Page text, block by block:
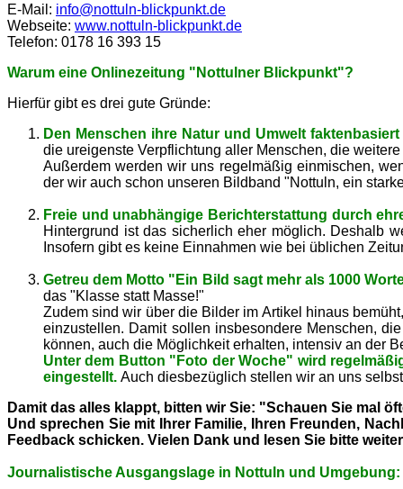
E-Mail: info@nottuln-blickpunkt.de
Webseite: www.nottuln-blickpunkt.de
Telefon: 0178 16 393 15
Warum eine Onlinezeitung "Nottulner Blickpunkt"?
Hierfür gibt es drei gute Gründe:
Den Menschen ihre Natur und Umwelt
die ureigenste Verpflichtung aller Menschen, die
Außerdem werden wir uns regelmäßig einmischen,
der wir auch schon unseren Bildband "Nottuln, ein
Freie und unabhängige Berichterstattung durch
Hintergrund ist das sicherlich eher möglich. Deshalb
Insofern gibt es keine Einnahmen wie bei üblichen
Getreu dem Motto "Ein Bild sagt mehr als 1000
das "Klasse statt Masse!"
Zudem sind wir über die Bilder im Artikel hinaus
einzustellen. Damit sollen insbesondere Menschen,
können, auch die Möglichkeit erhalten, intensiv an der
Unter dem Button "Foto der Woche" wird
eingestellt. Auch diesbezüglich stellen wir an uns
Damit das alles klappt, bitten wir Sie: "Schauen Sie mal
Und sprechen Sie mit Ihrer Familie, Ihren Freunden,
Feedback schicken. Vielen Dank und lesen Sie bitte
Journalistische Ausgangslage in Nottuln und Umgebung: